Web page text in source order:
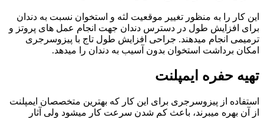
این کار را به منظور تغییر موقعیت لثه و استخوان نسبت به دندان
برای افزایش طول در دسترس دندان جهت انجام عمل های پروتز و
ترمیمی انجام میدهند. جراحی افزایش طول تاج با پیزوسرجری
امکان برداشت استخوان بدون آسیب به دندان را میدهد.
تهیه حفره ایمپلنت
استفاده از پیزوسرجری برای این کار که بهترین متخصصان ایمپلنت
از آن بهره میبرند، باعث کم شدن سرعت کار میشود ولی آثار